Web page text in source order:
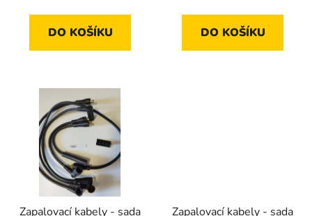
DO KOŠÍKU DO KOŠÍKU
Zapalovací kabely - sada
Zapalovací kabely - sada